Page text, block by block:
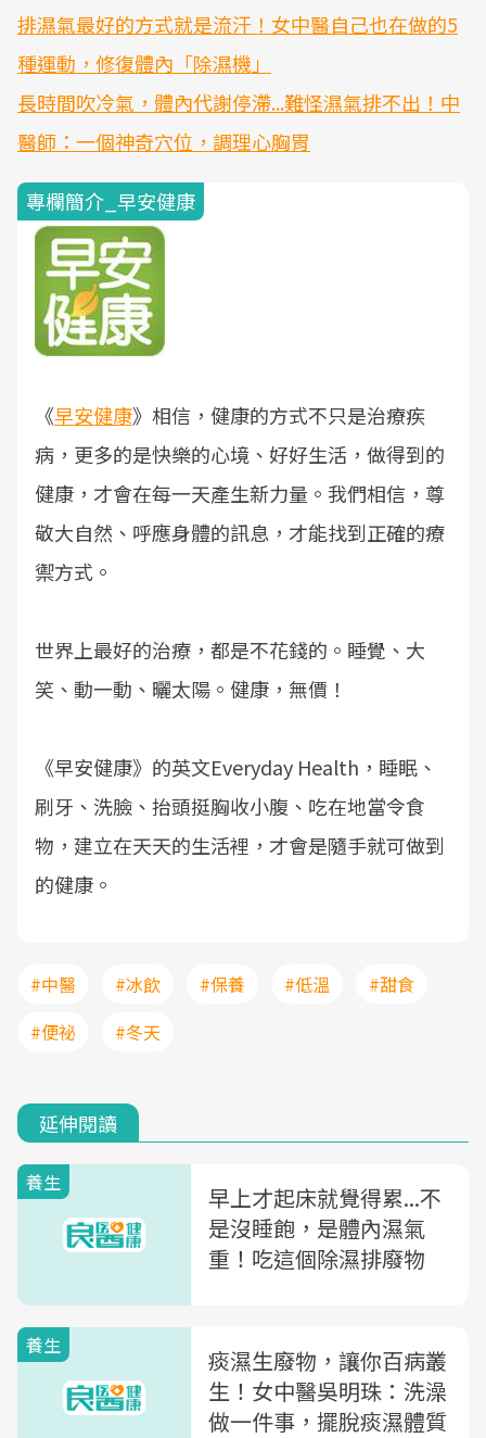
排濕氣最好的方式就是流汗！女中醫自己也在做的5
種運動，修復體內「除濕機」
長時間吹冷氣，體內代謝停滯...難怪濕氣排不出！中
醫師：一個神奇穴位，調理心胸胃
專欄簡介_早安健康
《早安健康》相信，健康的方式不只是治療疾
病，更多的是快樂的心境、好好生活，做得到的
健康，才會在每一天產生新力量。我們相信，尊
敬大自然、呼應身體的訊息，才能找到正確的療
禦方式。
世界上最好的治療，都是不花錢的。睡覺、大
笑、動一動、曬太陽。健康，無價！
《早安健康》的英文Everyday Health，睡眠、
刷牙、洗臉、抬頭挺胸收小腹、吃在地當令食
物，建立在天天的生活裡，才會是隨手就可做到
的健康。
#中醫 #冰飲 #保養 #低溫
#甜食
#便祕
#冬天
延伸閱讀
養生
早上才起床就覺得累...不
是沒睡飽，是體內濕氣
重！吃這個除濕排廢物
養生
痰濕生廢物，讓你百病叢
生！女中醫吳明珠：洗澡
做一件事，擺脫痰濕體質